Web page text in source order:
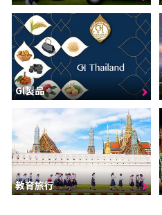
GI製品
教育旅行